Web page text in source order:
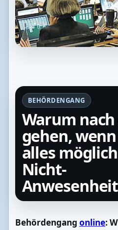
BEHÖRDENGANG
Warum
gehen,
alles
Nicht-
Behördengang online: